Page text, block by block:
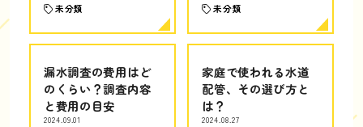
未分類 未分類
漏水調査の費用はど
のくらい？調査内容
と費用の目安
2024.09.01
家庭で使われる水道
配管、その選び方と
は？
2024.08.27